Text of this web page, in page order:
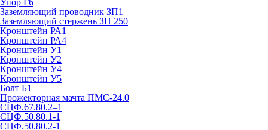
Упор Г6
Заземляющий проводник ЗП1
Заземляющий стержень ЗП 250
Кронштейн РА1
Кронштейн РА4
Кронштейн У1
Кронштейн У2
Кронштейн У4
Кронштейн У5
Болт Б1
Прожекторная мачта ПМС-24.0
СЦФ.67.80.2–1
СЦФ.50.80.1-1
СЦФ.50.80.2-1